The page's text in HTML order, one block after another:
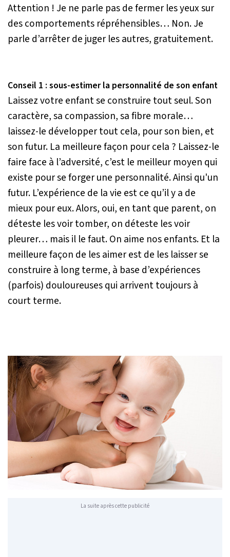
Attention ! Je ne parle pas de fermer les yeux sur
des comportements répréhensibles… Non. Je
parle d’arrêter de juger les autres, gratuitement.
Conseil 1 : sous-estimer la personnalité de son enfant
Laissez votre enfant se construire tout seul. Son
caractère, sa compassion, sa fibre morale…
laissez-le développer tout cela, pour son bien, et
son futur. La meilleure façon pour cela ? Laissez-le
faire face à l’adversité, c’est le meilleur moyen qui
existe pour se forger une personnalité. Ainsi qu'un
futur. L’expérience de la vie est ce qu’il y a de
mieux pour eux. Alors, oui, en tant que parent, on
déteste les voir tomber, on déteste les voir
pleurer… mais il le faut. On aime nos enfants. Et la
meilleure façon de les aimer est de les laisser se
construire à long terme, à base d’expériences
(parfois) douloureuses qui arrivent toujours à
court terme.
La suite après cette publicité